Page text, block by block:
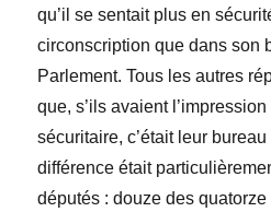
qu’il se sentait plus en
circonscription que dans son
Parlement. Tous les autres
que, s’ils avaient
sécuritaire, c’était leur
différence était
députés :douze des